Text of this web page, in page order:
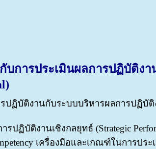
การประเมินผลการปฏิบัติงา
ฏิบัติงานกับระบบบริหารผลการปฏิบัติง
บัติงานเชิงกลยุทธ์ (Strategic
เครื่องมือและเกณฑ์ในการปร